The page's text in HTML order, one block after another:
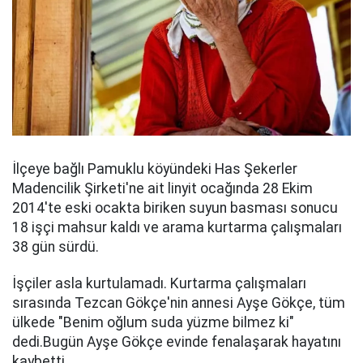
İlçeye bağlı Pamuklu köyündeki Has Şekerler
Madencilik Şirketi'ne ait linyit ocağında 28 Ekim
2014'te eski ocakta biriken suyun basması sonucu
18 işçi mahsur kaldı ve arama kurtarma çalışmaları
38 gün sürdü.
İşçiler asla kurtulamadı. Kurtarma çalışmaları
sırasında Tezcan Gökçe'nin annesi Ayşe Gökçe, tüm
ülkede "Benim oğlum suda yüzme bilmez ki"
dedi.Bugün Ayşe Gökçe evinde fenalaşarak hayatını